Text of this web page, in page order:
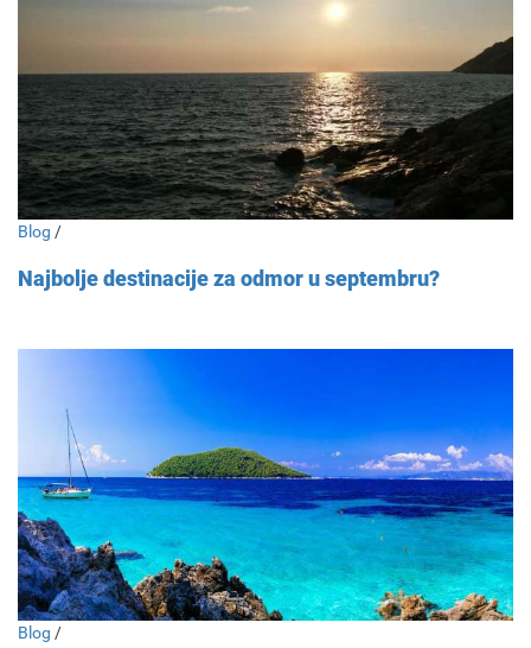
Blog /
Najbolje destinacije za odmor u septembru?
Blog /